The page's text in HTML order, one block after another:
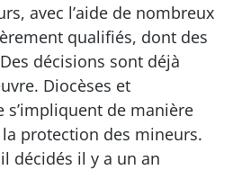
avec l’aide de nombreux
qualifiés, dont des
décisions sont déjà
Diocèses et
s’impliquent de manière
protection des mineurs.
décidés il y a un an